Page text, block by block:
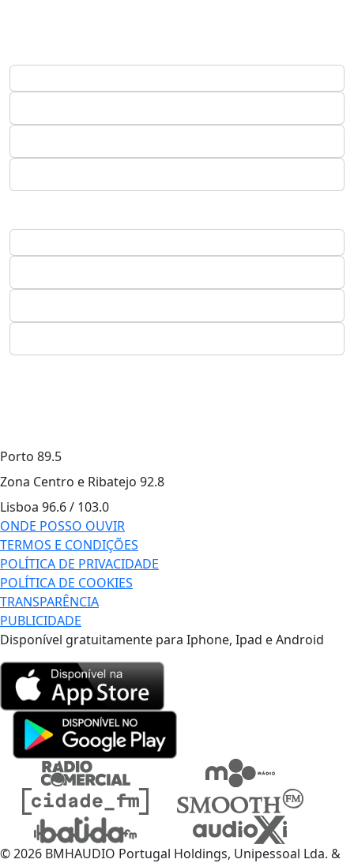
Porto 89.5
Zona Centro e Ribatejo 92.8
Lisboa 96.6 / 103.0
ONDE POSSO OUVIR
TERMOS E CONDIÇÕES
POLÍTICA DE PRIVACIDADE
POLÍTICA DE COOKIES
TRANSPARÊNCIA
PUBLICIDADE
Disponível gratuitamente para Iphone, Ipad e Android
© 2026 BMHAUDIO Portugal Holdings, Unipessoal Lda. &